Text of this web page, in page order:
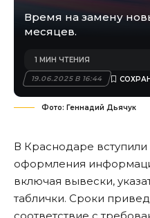
Время на замену
месяцев.
19.06.2025 В 16:44
1 МИН ЧТЕНИЯ
Фото: Геннадий Дьячук
В Краснодаре
оформления
включая вывески,
таблички. Сроки